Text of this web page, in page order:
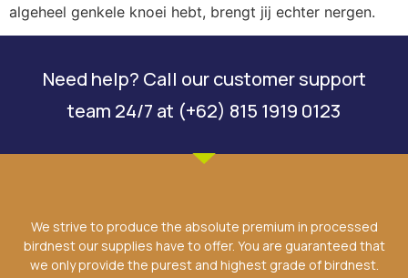
algeheel genkele knoei hebt, brengt jij echter nergen.
Need help? Call our customer support
team 24/7 at (+62) 815 1919 0123
We strive to produce the absolute premium in processed
birdnest our supplies have to offer. You are guaranteed that
we only provide the purest and highest grade of birdnest.